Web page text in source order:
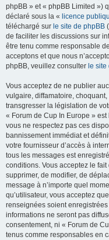
phpBB » et « phpBB Limited »)
déclaré sous la « licence
téléchargé sur le site de phpBB
de faciliter les discussions sur
être tenu comme responsable
acceptons et que nous
phpBB, veuillez consulter le
Vous acceptez de ne publier
vulgaire, diffamatoire,
transgresser la législation de
« Forum de Cup In Europe »
vous ne respectez pas ces
bannissement immédiat et
votre fournisseur d’accès à
tous les messages est
conditions. Vous acceptez le
supprimer, de modifier, de
message à n’importe quel
qu’utilisateur, vous acceptez
renseignées soient
informations ne seront pas
consentement, ni « Forum de
tenus comme responsables en